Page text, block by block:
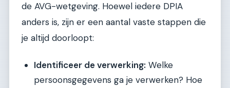
de AVG-wetgeving. Hoewel iedere DPIA
anders is, zijn er een aantal vaste stappen die
je altijd doorloopt:
Identificeer de verwerking: Welke
persoonsgegevens ga je verwerken? Hoe